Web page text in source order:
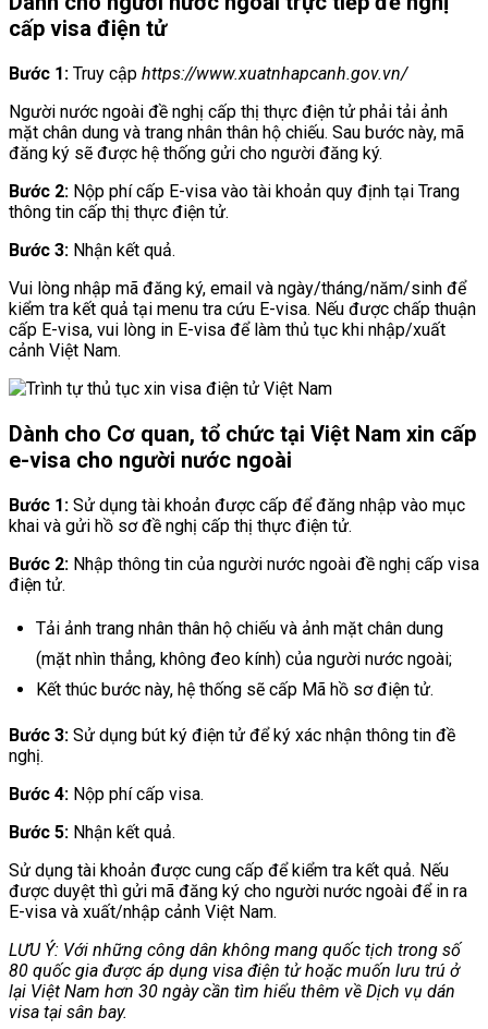
cấp visa điện tử
Bước 1: Truy cập https://www.xuatnhapcanh.gov.vn/
Người nước ngoài đề nghị cấp thị thực điện tử phải tải ảnh
mặt chân dung và trang nhân thân hộ chiếu. Sau bước này, mã
đăng ký sẽ được hệ thống gửi cho người đăng ký.
Bước 2: Nộp phí cấp E-visa vào tài khoản quy định tại Trang
thông tin cấp thị thực điện tử.
Bước 3: Nhận kết quả.
Vui lòng nhập mã đăng ký, email và ngày/tháng/năm/sinh để
kiểm tra kết quả tại menu tra cứu E-visa. Nếu được chấp thuận
cấp E-visa, vui lòng in E-visa để làm thủ tục khi nhập/xuất
cảnh Việt Nam.
Dành cho Cơ quan, tổ chức tại Việt Nam xin cấp
e-visa cho người nước ngoài
Bước 1: Sử dụng tài khoản được cấp để đăng nhập vào mục
khai và gửi hồ sơ đề nghị cấp thị thực điện tử.
Bước 2: Nhập thông tin của người nước ngoài đề nghị cấp visa
điện tử.
Tải ảnh trang nhân thân hộ chiếu và ảnh mặt chân dung
(mặt nhìn thẳng, không đeo kính) của người nước ngoài;
Kết thúc bước này, hệ thống sẽ cấp Mã hồ sơ điện tử.
Bước 3: Sử dụng bút ký điện tử để ký xác nhận thông tin đề
nghị.
Bước 4: Nộp phí cấp visa.
Bước 5: Nhận kết quả.
Sử dụng tài khoản được cung cấp để kiểm tra kết quả. Nếu
được duyệt thì gửi mã đăng ký cho người nước ngoài để in ra
E-visa và xuất/nhập cảnh Việt Nam.
LƯU Ý: Với những công dân không mang quốc tịch trong số
80 quốc gia được áp dụng visa điện tử hoặc muốn lưu trú ở
lại Việt Nam hơn 30 ngày cần tìm hiểu thêm về Dịch vụ dán
visa tại sân bay.